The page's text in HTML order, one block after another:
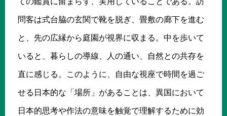
問客は式台脇の玄関で靴を脱ぎ、畳敷の廊下を進む
と、先の広縁から庭園が視界に収まる。中を歩いて
いると、暮らしの導線、人の通い、自然との共存を
直に感じる。このように、自由な視座で時間を過ご
せる日本的な「場所」があることは、異国において
日本的思考や作法の意味を触覚で理解するために効